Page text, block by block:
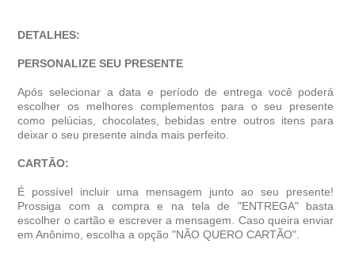
DETALHES:
PERSONALIZE SEU PRESENTE
Após selecionar a data e período de entrega você poder
escolher os melhores complementos para o seu presente
como pelúcias, chocolates, bebidas entre outros itens para
deixar o seu presente ainda mais perfeito.
CARTÃO:
É possível incluir uma mensagem junto ao seu presente!
Prossiga com a compra e na tela de "ENTREGA" basta
escolher o cartão e escrever a mensagem. Caso queira enviar
em Anônimo, escolha a opção "NÃO QUERO CARTÃO".